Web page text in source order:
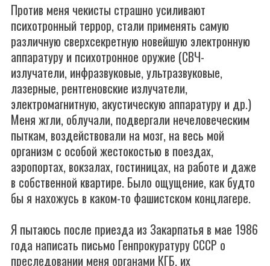
Против меня чекисты страшно усиливают
психотронный террор, стали применять самую
различную сверхсекретную новейшую электронную
аппаратуру и психотронное оружие (СВЧ-
излучатели, инфразвуковые, ультразвуковые,
лазерные, рентгеновские излучатели,
электромагнитную, акустическую аппаратуру и др.)
Меня жгли, облучали, подвергали нечеловеческим
пыткам, воздействовали на мозг, на весь мой
организм с особой жестокостью в поездах,
аэропортах, вокзалах, гостиницах, на работе и даже
в собственной квартире. Было ощущение, как будто
бы я нахожусь в каком-то фашистском концлагере.
Я пытаюсь после приезда из Закарпатья в мае 1986
года написать письмо Генпрокуратуру СССР о
преследовании меня органами КГБ, их